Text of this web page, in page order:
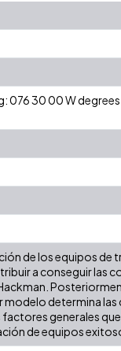
076 30 00 W
de los equipos de
a conseguir las
modelo determina
generales
de equipos